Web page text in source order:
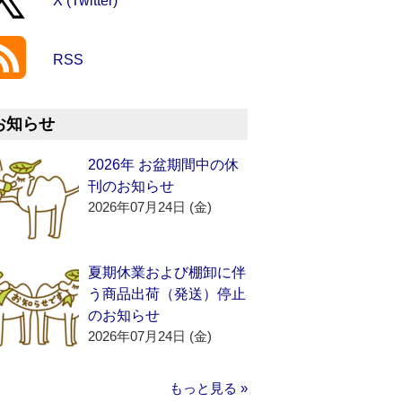
RSS
知らせ
2026年 お盆期間中の休
刊のお知らせ
2026年07月24日 (金)
夏期休業および棚卸に伴
う商品出荷（発送）停止
のお知らせ
2026年07月24日 (金)
もっと見る »